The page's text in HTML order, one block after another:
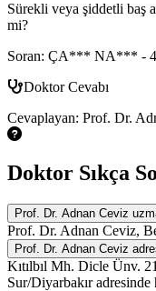
Sürekli veya şiddetli baş
mi?
Soran: ÇA*** NA*** -
Doktor Cevabı
Cevaplayan: Prof. Dr.
Doktor Sıkça
Prof. Dr. Adnan Ceviz
Prof. Dr. Adnan Ceviz,
Prof. Dr. Adnan Ceviz
Kıtılbıl Mh. Dicle Ünv.
Sur/Diyarbakır